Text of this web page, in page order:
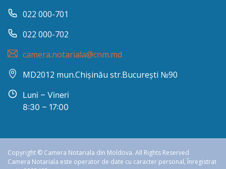
022 000-701
022 000-702
camera.notariala@cnm.md
MD2012 mun.Chișinău str.București №90
Luni – Vineri
8:30 – 17:00
Copyright © Camera Notariala din Moldova. All Rights Reserved
Camera Notariala este operator de date cu caracter personal, Înregistrat